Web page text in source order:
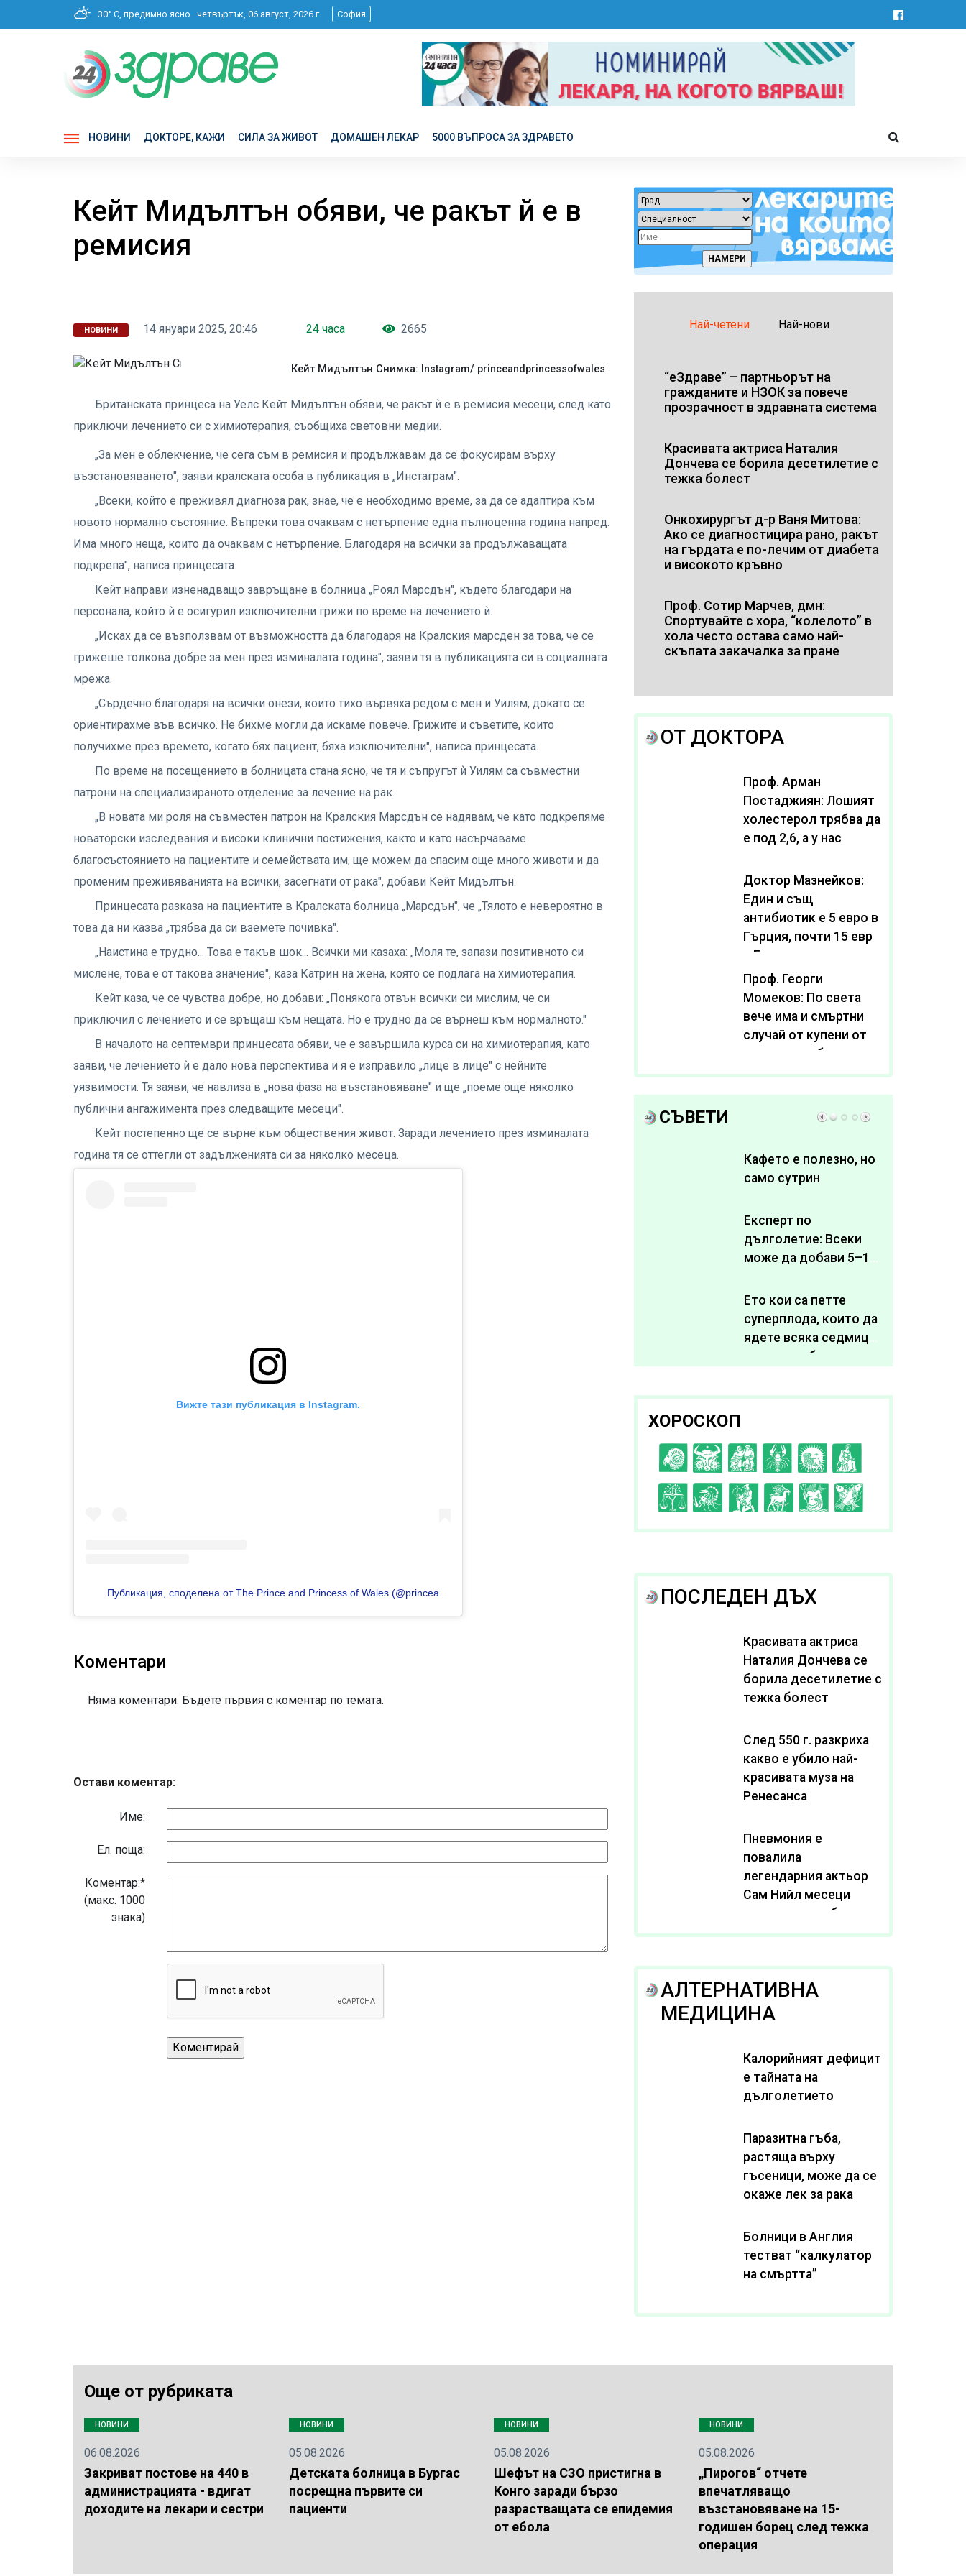
30° C, предимно ясно четвъртък, 06 август, 2026 г. София
НОВИНИ ДОКТОРЕ, КАЖИ СИЛА ЗА ЖИВОТ ДОМАШЕН ЛЕКАР 5000 ВЪПРОСА ЗА ЗДРАВЕТО
Кейт Мидълтън обяви, че ракът й е в
ремисия
НОВИНИ 14 януари 2025, 20:46 24 часа 2665
Кейт Мидълтън Снимка: Instagram/ princeandprincessofwales
Британската принцеса на Уелс Кейт Мидълтън обяви, че ракът ѝ е в ремисия месеци, след като
приключи лечението си с химиотерапия, съобщиха световни медии.
„За мен е облекчение, че сега съм в ремисия и продължавам да се фокусирам върху
възстановяването", заяви кралската особа в публикация в „Инстаграм".
„Всеки, който е преживял диагноза рак, знае, че е необходимо време, за да се адаптира към
новото нормално състояние. Въпреки това очаквам с нетърпение една пълноценна година напред.
Има много неща, които да очаквам с нетърпение. Благодаря на всички за продължаващата
подкрепа", написа принцесата.
Кейт направи изненадващо завръщане в болница „Роял Марсдън", където благодари на
персонала, който ѝ е осигурил изключителни грижи по време на лечението ѝ.
„Исках да се възползвам от възможността да благодаря на Кралския марсден за това, че се
грижеше толкова добре за мен през изминалата година", заяви тя в публикацията си в социалната
мрежа.
„Сърдечно благодаря на всички онези, които тихо вървяха редом с мен и Уилям, докато се
ориентирахме във всичко. Не бихме могли да искаме повече. Грижите и съветите, които
получихме през времето, когато бях пациент, бяха изключителни", написа принцесата.
По време на посещението в болницата стана ясно, че тя и съпругът ѝ Уилям са съвместни
патрони на специализираното отделение за лечение на рак.
„В новата ми роля на съвместен патрон на Кралския Марсдън се надявам, че като подкрепяме
новаторски изследвания и високи клинични постижения, както и като насърчаваме
благосъстоянието на пациентите и семействата им, ще можем да спасим още много животи и да
променим преживяванията на всички, засегнати от рака", добави Кейт Мидълтън.
Принцесата разказа на пациентите в Кралската болница „Марсдън", че „Тялото е невероятно в
това да ни казва „трябва да си вземете почивка".
„Наистина е трудно... Това е такъв шок... Всички ми казаха: „Моля те, запази позитивното си
мислене, това е от такова значение", каза Катрин на жена, която се подлага на химиотерапия.
Кейт каза, че се чувства добре, но добави: „Понякога отвън всички си мислим, че си
приключил с лечението и се връщаш към нещата. Но е трудно да се върнеш към нормалното."
В началото на септември принцесата обяви, че е завършила курса си на химиотерапия, като
заяви, че лечението ѝ е дало нова перспектива и я е изправило „лице в лице" с нейните
уязвимости. Тя заяви, че навлиза в „нова фаза на възстановяване" и ще „поеме още няколко
публични ангажимента през следващите месеци".
Кейт постепенно ще се върне към обществения живот. Заради лечението през изминалата
година тя се оттегли от задълженията си за няколко месеца.
Вижте тази публикация в Instagram.
Коментари
Няма коментари. Бъдете първия с коментар по темата.
Остави коментар:
Име:
Eл. поща:
Коментар:*
(макс. 1000
знака)
Най-четени Най-нови
“еЗдраве” – партньорът на
гражданите и НЗОК за повече
прозрачност в здравната система
Красивата актриса Наталия
Дончева се борила десетилетие с
тежка болест
Онкохирургът д-р Ваня Митова:
Ако се диагностицира рано, ракът
на гърдата е по-лечим от диабета
и високото кръвно
Проф. Сотир Марчев, дмн:
Спортувайте с хора, “колелото” в
хола често остава само най-
скъпата закачалка за пране
ОТ ДОКТОРА
Проф. Арман
Постаджиян: Лошият
холестерол трябва да
е под 2,6, а у нас
нива от 3,2
Доктор Мазнейков:
Един и същ
антибиотик e 5 евро в
Гърция, почти 15 евро
в България
Проф. Георги
Момеков: По света
вече има и смъртни
случай от купени от
интернет субстанции
за отслабване
СЪВЕТИ
Кафето е полезно, но
само сутрин
Експерт по
дълголетие: Всеки
може да добави 5–10
живота си
Ето кои са петте
суперплода, които да
ядете всяка седмица,
за да подобрите
ХОРОСКОП
C D EFGH
I J K L A B
ПОСЛЕДЕН ДЪХ
Красивата актриса
Наталия Дончева се
борила десетилетие с
тежка болест
След 550 г. разкриха
какво е убило най-
красивата муза на
Ренесанса
Пневмония е
повалила
легендарния актьор
Сам Нийл месеци
след като пребори
рака
АЛТЕРНАТИВНА
МЕДИЦИНА
Калорийният дефицит
е тайната на
дълголетието
Паразитна гъба,
растяща върху
гъсеници, може да се
окаже лек за рака
Болници в Англия
тестват “калкулатор
на смъртта”
Още от рубриката
НОВИНИ
06.08.2026
Закриват постове на 440 в
администрацията - вдигат
доходите на лекари и сестри
НОВИНИ
05.08.2026
Детската болница в Бургас
посрещна първите си
пациенти
НОВИНИ
05.08.2026
Шефът на СЗО пристигна в
Конго заради бързо
разрастващата се епидемия
от ебола
НОВИНИ
05.08.2026
„Пирогов“ отчете
впечатляващо
възстановяване на 15-
годишен борец след тежка
операция